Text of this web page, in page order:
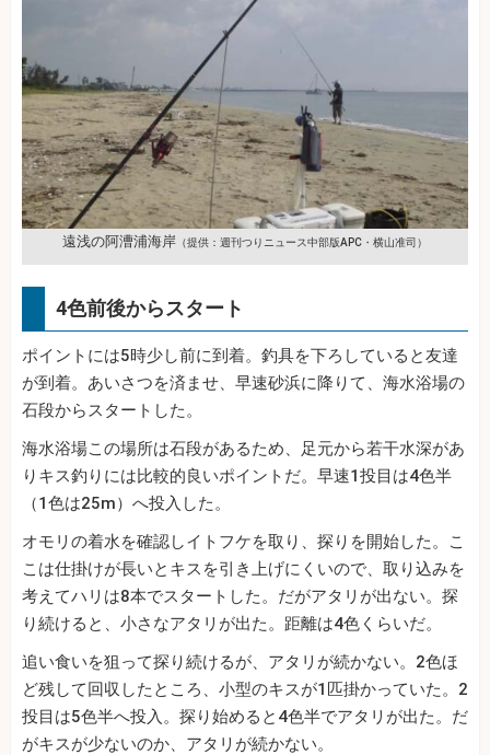
遠浅の阿漕浦海岸 （提供：週刊つりニュース中部版APC・横山准司）
4色前後からスタート
ポイントには5時少し前に到着。釣具を下ろしていると友達
が到着。あいさつを済ませ、早速砂浜に降りて、海水浴場の
石段からスタートした。
海水浴場この場所は石段があるため、足元から若干水深があ
りキス釣りには比較的良いポイントだ。早速1投目は4色半
（1色は25m）へ投入した。
オモリの着水を確認しイトフケを取り、探りを開始した。こ
こは仕掛けが長いとキスを引き上げにくいので、取り込みを
考えてハリは8本でスタートした。だがアタリが出ない。探
り続けると、小さなアタリが出た。距離は4色くらいだ。
追い食いを狙って探り続けるが、アタリが続かない。2色ほ
ど残して回収したところ、小型のキスが1匹掛かっていた。2
投目は5色半へ投入。探り始めると4色半でアタリが出た。だ
がキスが少ないのか、アタリが続かない。